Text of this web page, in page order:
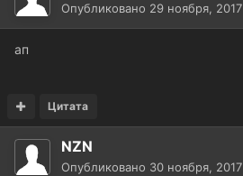
Опубликовано 29 ноября, 2017
ап
Цитата
NZN
Опубликовано 30 ноября, 2017